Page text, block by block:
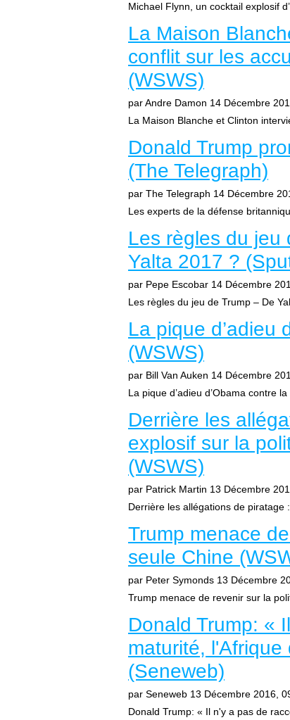
Michael Flynn, un cocktail explosif
La Maison
conflit sur les
(WSWS)
par Andre Damon 14 Décembre
La Maison Blanche et Clinton
Donald Trump
(The Telegraph)
par The Telegraph 14 Décembre
Les experts de la défense
Les règles du jeu
Yalta 2017 ?
par Pepe Escobar 14 Décembre
Les règles du jeu de Trump – De
La pique d’adieu
(WSWS)
par Bill Van Auken 14 Décembre
La pique d’adieu d’Obama contre
Derrière les
explosif sur la
(WSWS)
par Patrick Martin 13 Décembre
Derrière les allégations de piratage
Trump menace
seule Chine
par Peter Symonds 13 Décembre
Trump menace de revenir sur la
Donald Trump: «
maturité,
(Seneweb)
par Seneweb 13 Décembre 2016,
Donald Trump: « Il n'y a pas de